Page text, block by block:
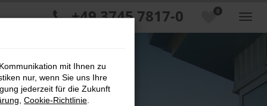
0
+49 3745 7817-0
mit Ihnen zu
nur, wenn Sie uns Ihre
jederzeit für die Zukunft
Cookie-Richtlinie